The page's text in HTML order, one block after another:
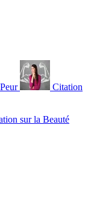
Citation
sur la Beauté